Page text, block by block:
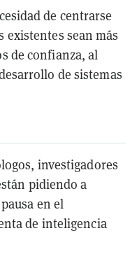
de centrarse
existentes sean más
de confianza, al
de sistemas
investigadores
pidiendo a
en el
de inteligencia